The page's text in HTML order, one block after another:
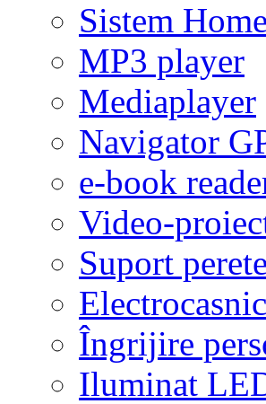
Sistem
MP3 player
Mediaplayer
Navigator
e-book
Video-
Suport
Îngrijire
Iluminat